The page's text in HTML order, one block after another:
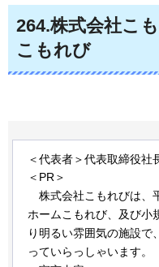
264.株式会社こ
こもれび
＜代表者＞代表取締役社
＜PR＞
株式会社こもれびは、
ホームこもれび、及び小
り明るい雰囲気の施設
っていらっしゃいます。